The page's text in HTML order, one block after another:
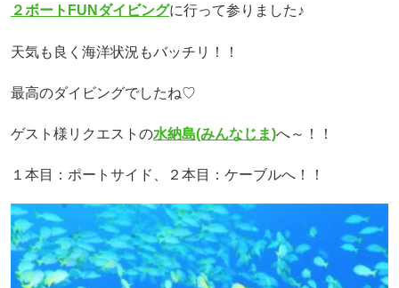
２ボートFUNダイビングに行って参りました♪
天気も良く海洋状況もバッチリ！！
最高のダイビングでしたね♡
ゲスト様リクエストの水納島(みんなじま)へ～！！
１本目：ポートサイド、２本目：ケーブルへ！！